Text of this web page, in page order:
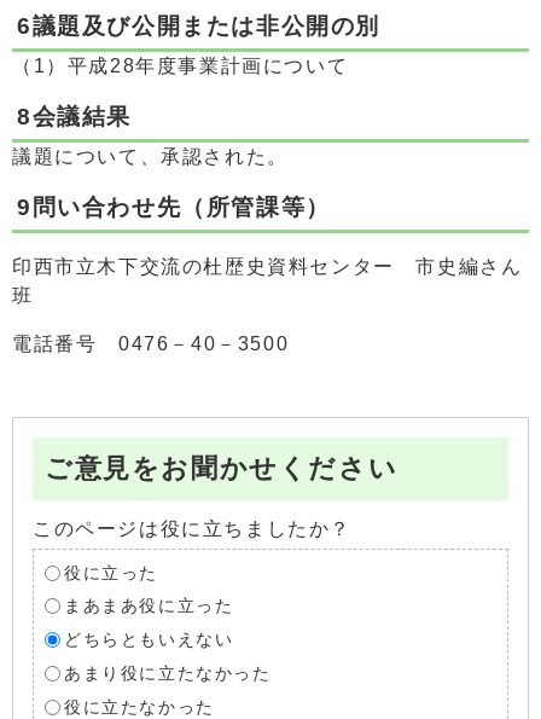
6議題及び公開または非公開の別
（1）平成28年度事業計画について
8会議結果
議題について、承認された。
9問い合わせ先（所管課等）
印西市立木下交流の杜歴史資料センター 市史編さん
班
電話番号 0476－40－3500
ご意見をお聞かせください
このページは役に立ちましたか？
役に立った
まあまあ役に立った
どちらともいえない
あまり役に立たなかった
役に立たなかった